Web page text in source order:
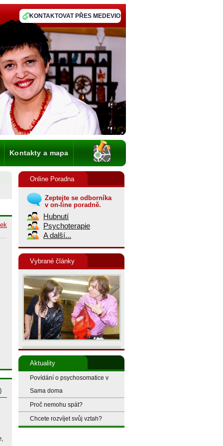
KONTAKTOVAT PŘES MEDEVIO
Kontakty a mapa
Online Poradna
Zeptejte se odborníka
v on-line poradně.
Hubnutí
Psychoterapie
A další...
Vybrané články
Aktuality
Povídání o psychosomatice v
Sama doma
Proč nemohu spát?
Chcete rozvíjet svůj vztah?